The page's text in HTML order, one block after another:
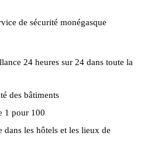
de sécurité monégasque
24 heures sur 24 dans toute la
des bâtiments
1 pour 100
dans les hôtels et les lieux de